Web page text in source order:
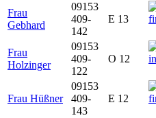
Frau
Gebhard
09153
409-
142
E 13
Frau
Holzinger
09153
409-
122
O 12
Frau Hüßner
09153
409-
143
E 12